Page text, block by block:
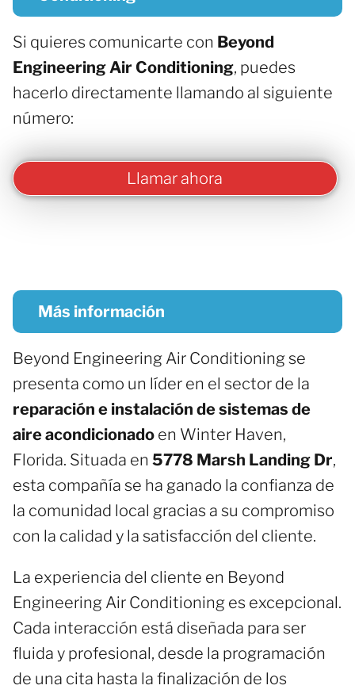
Si quieres comunicarte con Beyond
Engineering Air Conditioning, puedes
hacerlo directamente llamando al siguiente
número:
Llamar ahora
Más información
Beyond Engineering Air Conditioning se
presenta como un líder en el sector de la
reparación e instalación de sistemas de
aire acondicionado en Winter Haven,
Florida. Situada en 5778 Marsh Landing Dr,
esta compañía se ha ganado la confianza de
la comunidad local gracias a su compromiso
con la calidad y la satisfacción del cliente.
La experiencia del cliente en Beyond
Engineering Air Conditioning es excepcional.
Cada interacción está diseñada para ser
fluida y profesional, desde la programación
de una cita hasta la finalización de los